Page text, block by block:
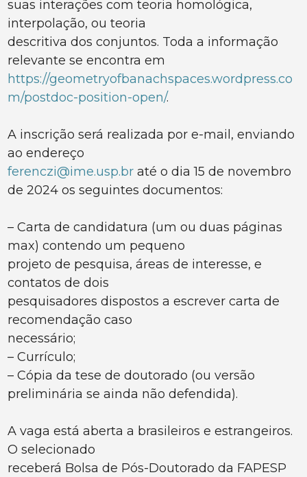
suas interações com teoria homológica,
interpolação, ou teoria
descritiva dos conjuntos. Toda a informação
relevante se encontra em
https://geometryofbanachspaces.wordpress.co
m/postdoc-position-open/.
A inscrição será realizada por e-mail, enviando
ao endereço
ferenczi@ime.usp.br até o dia 15 de novembro
de 2024 os seguintes documentos:
– Carta de candidatura (um ou duas páginas
max) contendo um pequeno
projeto de pesquisa, áreas de interesse, e
contatos de dois
pesquisadores dispostos a escrever carta de
recomendação caso
necessário;
– Currículo;
– Cópia da tese de doutorado (ou versão
preliminária se ainda não defendida).
A vaga está aberta a brasileiros e estrangeiros.
O selecionado
receberá Bolsa de Pós-Doutorado da FAPESP